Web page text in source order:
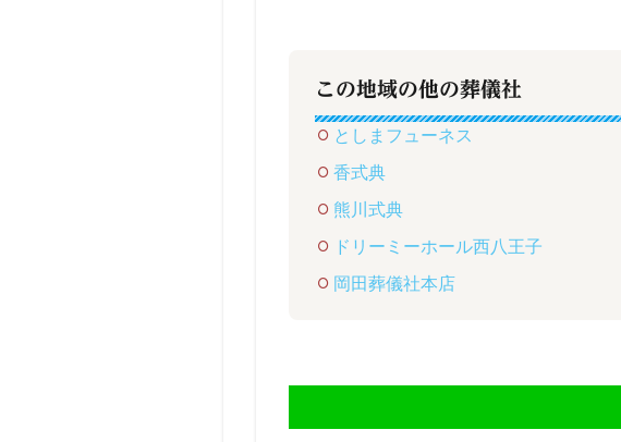
この地域の他の葬儀社
としまフューネス
香式典
熊川式典
ドリーミーホール西八王子
岡田葬儀社本店